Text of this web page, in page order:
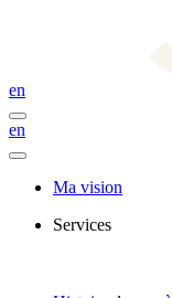
en
en
Ma vision
Services